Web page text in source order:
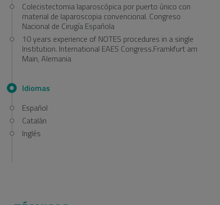
Colecistectomia laparoscópica por puerto único con
material de laparoscopia convencional. Congreso
Nacional de Cirugía Española
10 years experience of NOTES procedures in a single
Institution. International EAES Congress.Framkfurt am
Main, Alemania
Idiomas
Español
Catalán
Inglés